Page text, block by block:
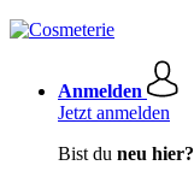
Anmelden
Jetzt anmelden
Bist du neu hier?